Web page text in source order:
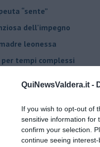
QuiNewsValdera.it -
If you wish to opt-out of
sensitive information for
confirm your selection.
continue seeing
“sente”
dell'impegno
leonessa
tempi complessi
e il tempo
il nome di una sindrome
torna a casa
di vent’anni